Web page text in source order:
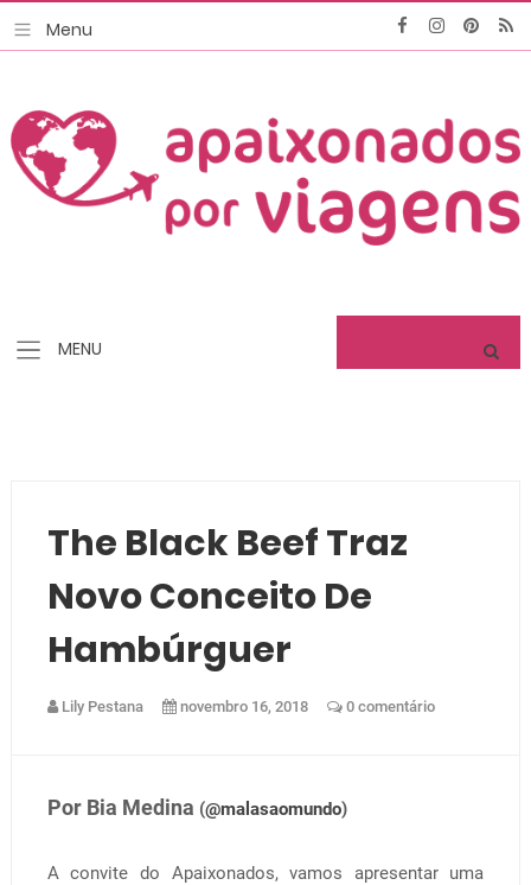
The Black Beef Traz
Novo Conceito De
Hambúrguer
Lily Pestana novembro 16, 2018 0 comentário
Por Bia Medina (@malasaomundo)
A convite do Apaixonados, vamos apresentar uma